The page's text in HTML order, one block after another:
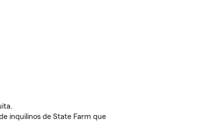
inquilinos de State Farm que